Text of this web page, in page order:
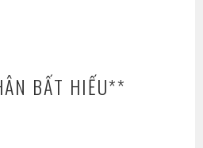
BẤT HIẾU**